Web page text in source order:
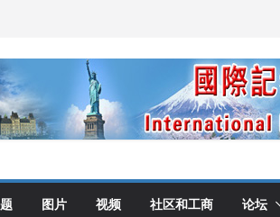
图片 视频 社区和工商 论坛